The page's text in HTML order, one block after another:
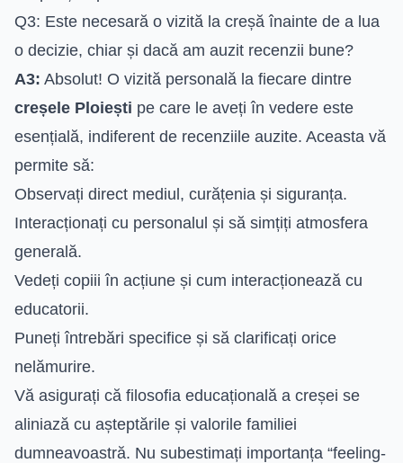
Q3: Este necesară o vizită la creșă înainte de a lua
o decizie, chiar și dacă am auzit recenzii bune?
A3: Absolut! O vizită personală la fiecare dintre
creșele Ploiești pe care le aveți în vedere este
esențială, indiferent de recenziile auzite. Aceasta vă
permite să:
Observați direct mediul, curățenia și siguranța.
Interacționați cu personalul și să simțiți atmosfera
generală.
Vedeți copiii în acțiune și cum interacționează cu
educatorii.
Puneți întrebări specifice și să clarificați orice
nelămurire.
Vă asigurați că filosofia educațională a creșei se
aliniază cu așteptările și valorile familiei
dumneavoastră. Nu subestimați importanța “feeling-